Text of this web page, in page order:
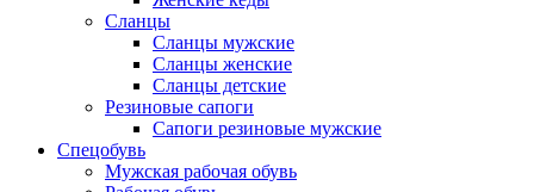
Сланцы
Сланцы мужские
Сланцы женские
Сланцы детские
Резиновые сапоги
Сапоги резиновые мужские
Спецобувь
Мужская рабочая обувь